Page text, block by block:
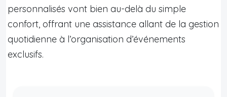
personnalisés vont bien au-delà du simple
confort, offrant une assistance allant de la gestion
quotidienne à l’organisation d’événements
exclusifs.